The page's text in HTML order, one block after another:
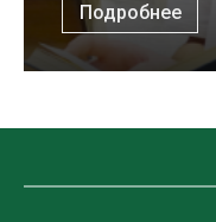
Подробнее